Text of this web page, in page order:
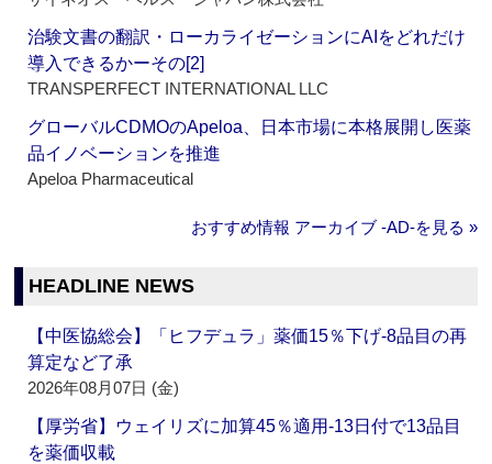
治験文書の翻訳・ローカライゼーションにAIをどれだけ
導入できるかーその[2]
TRANSPERFECT INTERNATIONAL LLC
グローバルCDMOのApeloa、日本市場に本格展開し医薬
品イノベーションを推進
Apeloa Pharmaceutical
おすすめ情報 アーカイブ ‐AD‐を見る »
HEADLINE NEWS
【中医協総会】「ヒフデュラ」薬価15％下げ‐8品目の再
算定など了承
2026年08月07日 (金)
【厚労省】ウェイリズに加算45％適用‐13日付で13品目
を薬価収載